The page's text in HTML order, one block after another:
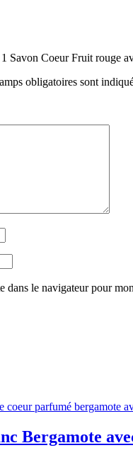
Savon Coeur Fruit rouge
obligatoires sont
dans le navigateur pour
Bergamote